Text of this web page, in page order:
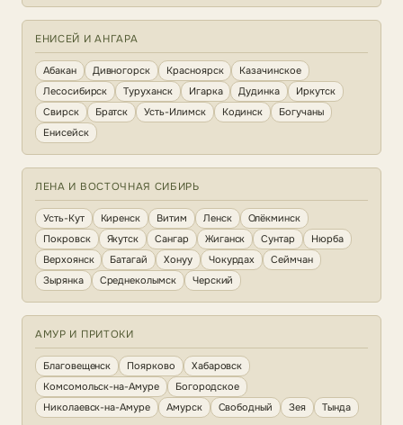
ЕНИСЕЙ И АНГАРА
Абакан Дивногорск Красноярск
Казачинское
Лесосибирск
Туруханск Игарка Дудинка
Иркутск
Свирск
Братск Усть-Илимск Кодинск
Богучаны
Енисейск
ЛЕНА И ВОСТОЧНАЯ СИБИРЬ
Усть-Кут Киренск Витим Ленск
Олёкминск
Покровск
Якутск Сангар Жиганск Сунтар
Нюрба
Верхоянск
Батагай Хонуу Чокурдах
Сеймчан
Зырянка
Среднеколымск Черский
АМУР И ПРИТОКИ
Благовещенск Поярково
Хабаровск
Комсомольск-на-Амуре
Богородское
Николаевск-на-Амуре
Амурск Свободный Зея Тында